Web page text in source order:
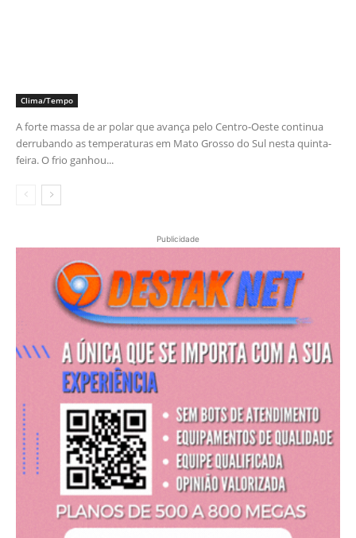
Clima/Tempo
A forte massa de ar polar que avança pelo Centro-Oeste continua
derrubando as temperaturas em Mato Grosso do Sul nesta quinta-
feira. O frio ganhou...
Publicidade